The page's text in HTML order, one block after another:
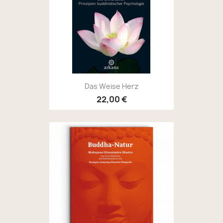
Das Weise Herz
22,00 €